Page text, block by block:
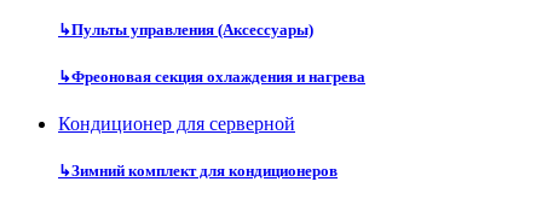
↳Пульты управления (Аксессуары)
↳Фреоновая секция охлаждения и нагрева
Кондиционер для серверной
↳Зимний комплект для кондиционеров